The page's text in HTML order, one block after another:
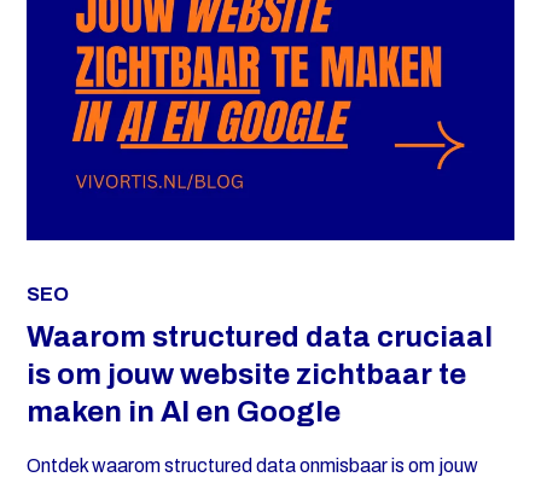
SEO
Waarom structured data cruciaal
is om jouw website zichtbaar te
maken in AI en Google
Ontdek waarom structured data onmisbaar is om jouw